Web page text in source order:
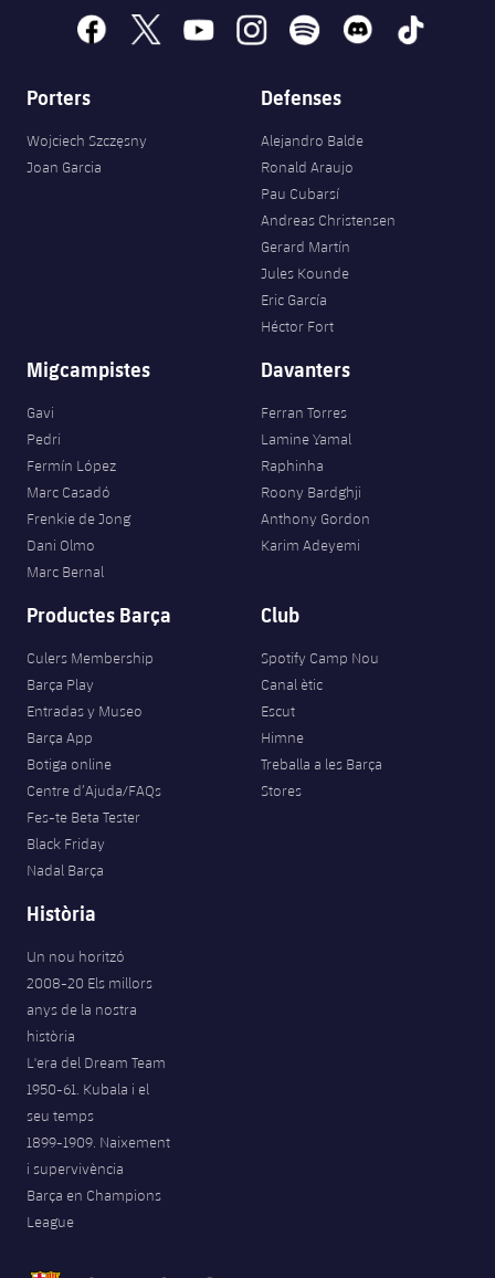
facebook
x youtubeinstagramspotify discord tiktok
Porters
Wojciech Szczęsny
Joan Garcia
Defenses
Alejandro Balde
Ronald Araujo
Pau Cubarsí
Andreas Christensen
Gerard Martín
Jules Kounde
Eric García
Héctor Fort
Migcampistes
Gavi
Pedri
Fermín López
Marc Casadó
Frenkie de Jong
Dani Olmo
Marc Bernal
Davanters
Ferran Torres
Lamine Yamal
Raphinha
Roony Bardghji
Anthony Gordon
Karim Adeyemi
Productes Barça
Culers Membership
Barça Play
Entradas y Museo
Barça App
Botiga online
Centre d’Ajuda/FAQs
Fes-te Beta Tester
Black Friday
Nadal Barça
Club
Spotify Camp Nou
Canal ètic
Escut
Himne
Treballa a les Barça
Stores
Història
Un nou horitzó
2008-20 Els millors
anys de la nostra
història
L'era del Dream Team
1950-61. Kubala i el
seu temps
1899-1909. Naixement
i supervivència
Barça en Champions
League